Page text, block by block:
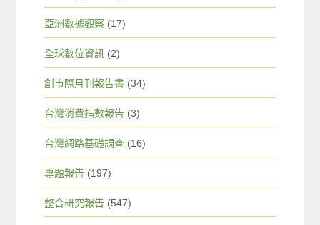
亞洲數據觀察 (17)
全球數位資訊 (2)
創市際月刊報告書 (34)
台灣消費指數報告 (3)
台灣網路基礎調查 (16)
專題報告 (197)
整合研究報告 (547)